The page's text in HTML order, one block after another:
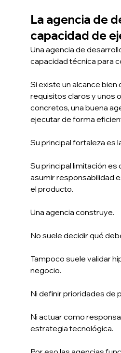
La agencia de
capacidad de
Una agencia de
capacidad técnica para
Si existe un alcance bien
requisitos claros y unos
concretos, una buena
ejecutar de forma
Su principal fortaleza es
Su principal limitación es
asumir responsabilidad
el producto.
Una agencia construye.
No suele decidir qué
Tampoco suele validar
negocio.
Ni definir prioridades de
Ni actuar como
estrategia tecnológica.